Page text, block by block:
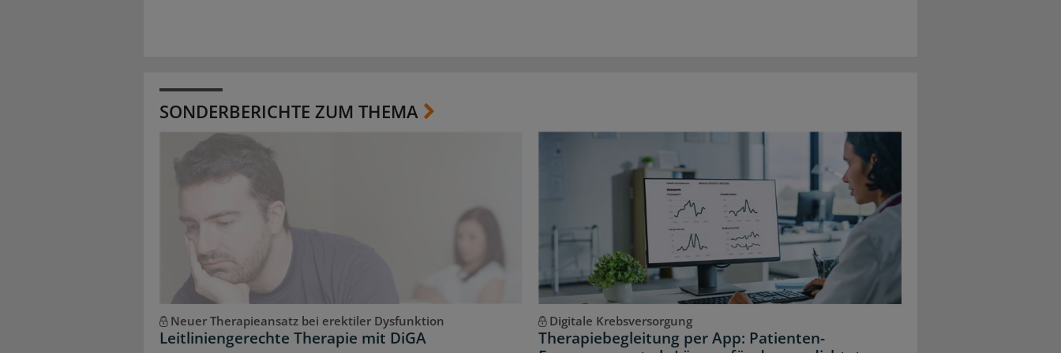
SONDERBERICHTE ZUM THEMA
Neuer Therapieansatz bei erektiler Dysfunktion
Leitliniengerechte Therapie mit DiGA
Digitale Krebsversorgung
Therapiebegleitung per App: Patienten-